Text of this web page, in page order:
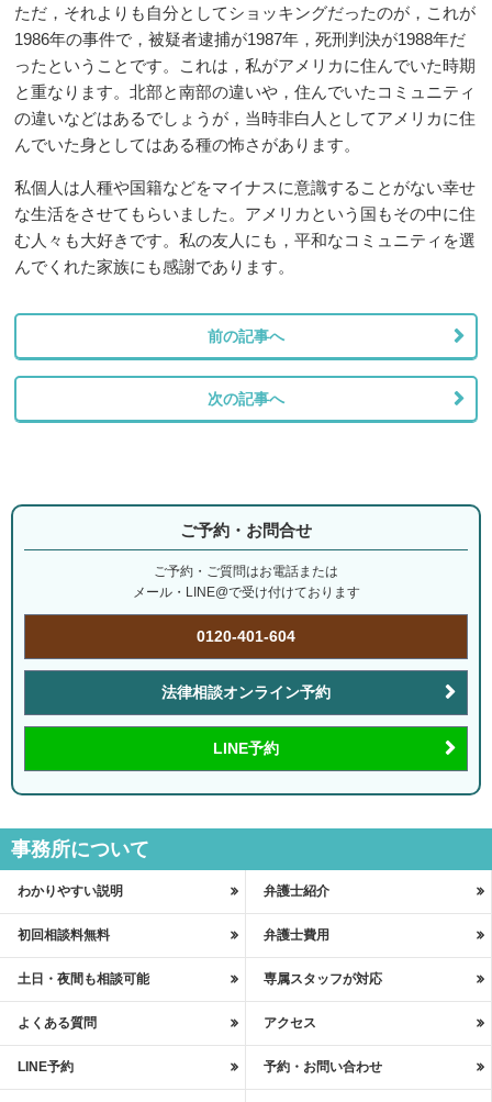
ただ，それよりも自分としてショッキングだったのが，これが
1986年の事件で，被疑者逮捕が1987年，死刑判決が1988年だ
ったということです。これは，私がアメリカに住んでいた時期
と重なります。北部と南部の違いや，住んでいたコミュニティ
の違いなどはあるでしょうが，当時非白人としてアメリカに住
んでいた身としてはある種の怖さがあります。
私個人は人種や国籍などをマイナスに意識することがない幸せ
な生活をさせてもらいました。アメリカという国もその中に住
む人々も大好きです。私の友人にも，平和なコミュニティを選
んでくれた家族にも感謝であります。
前の記事へ
次の記事へ
ご予約・お問合せ
ご予約・ご質問はお電話または
メール・LINE@で受け付けております
0120-401-604
法律相談オンライン予約
LINE予約
事務所について
わかりやすい説明 弁護士紹介
初回相談料無料 弁護士費用
土日・夜間も相談可能 専属スタッフが対応
よくある質問 アクセス
LINE予約 予約・お問い合わせ